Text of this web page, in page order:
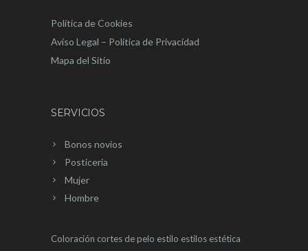
Política de Cookies
Aviso Legal – Política de Privacidad
Mapa del Sitio
SERVICIOS
Bonos novios
Posticeria
Mujer
Hombre
Coloración cortes de pelo estilo estilos estética